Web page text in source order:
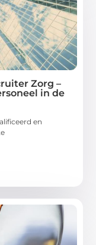
Zorg –
in de
en